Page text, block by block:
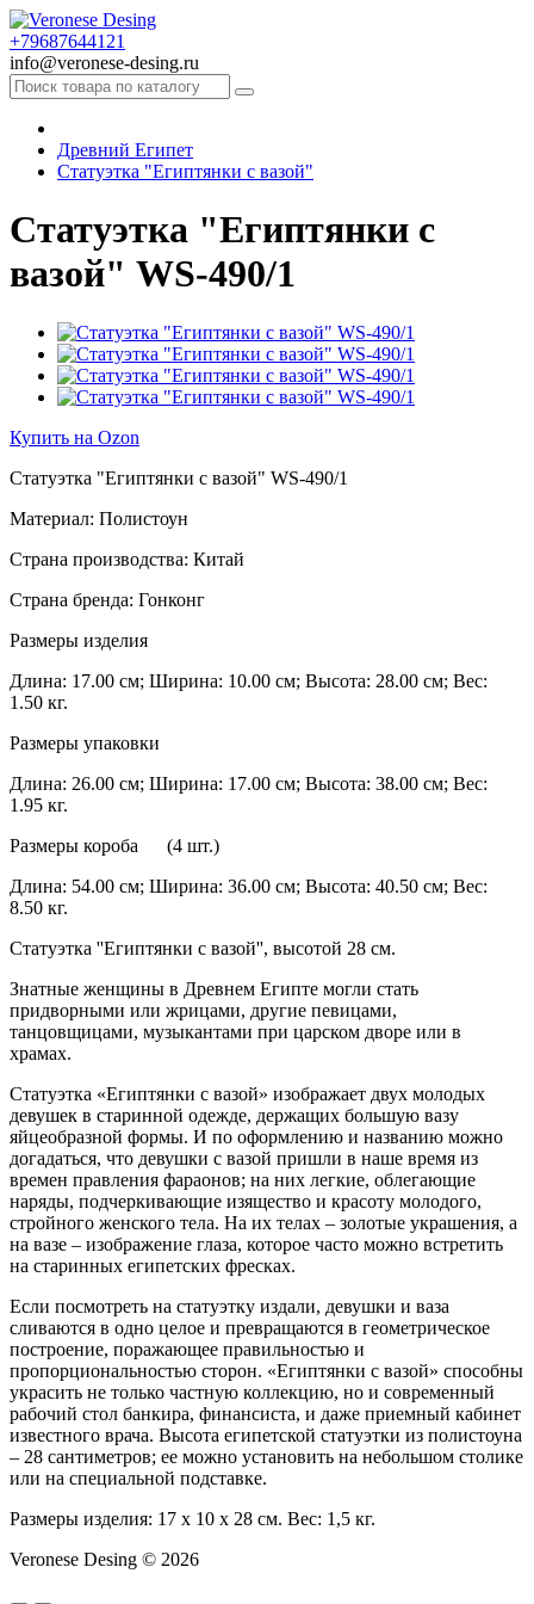
+79687644121
info@veronese-desing.ru
Древний Египет
Статуэтка "Египтянки с вазой"
Статуэтка "Египтянки с
вазой" WS-490/1
Купить на Ozon
Статуэтка "Египтянки с вазой" WS-490/1
Материал: Полистоун
Страна производства: Китай
Страна бренда: Гонконг
Размеры изделия
Длина: 17.00 см; Ширина: 10.00 см; Высота: 28.00 см; Вес:
1.50 кг.
Размеры упаковки
Длина: 26.00 см; Ширина: 17.00 см; Высота: 38.00 см; Вес:
1.95 кг.
Размеры короба (4 шт.)
Длина: 54.00 см; Ширина: 36.00 см; Высота: 40.50 см; Вес:
8.50 кг.
Статуэтка ''Египтянки с вазой'', высотой 28 см.
Знатные женщины в Древнем Египте могли стать
придворными или жрицами, другие певицами,
танцовщицами, музыкантами при царском дворе или в
храмах.
Статуэтка «Египтянки с вазой» изображает двух молодых
девушек в старинной одежде, держащих большую вазу
яйцеобразной формы. И по оформлению и названию можно
догадаться, что девушки с вазой пришли в наше время из
времен правления фараонов; на них легкие, облегающие
наряды, подчеркивающие изящество и красоту молодого,
стройного женского тела. На их телах – золотые украшения, а
на вазе – изображение глаза, которое часто можно встретить
на старинных египетских фресках.
Если посмотреть на статуэтку издали, девушки и ваза
сливаются в одно целое и превращаются в геометрическое
построение, поражающее правильностью и
пропорциональностью сторон. «Египтянки с вазой» способны
украсить не только частную коллекцию, но и современный
рабочий стол банкира, финансиста, и даже приемный кабинет
известного врача. Высота египетской статуэтки из полистоуна
– 28 сантиметров; ее можно установить на небольшом столике
или на специальной подставке.
Размеры изделия: 17 x 10 x 28 см. Вес: 1,5 кг.
Veronese Desing © 2026